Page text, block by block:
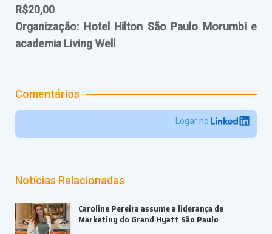
R$20,00
Organização: Hotel Hilton São Paulo Morumbi e
academia Living Well
Comentários
Logar no
Notícias Relacionadas
Caroline Pereira assume a liderança de
Marketing do Grand Hyatt São Paulo